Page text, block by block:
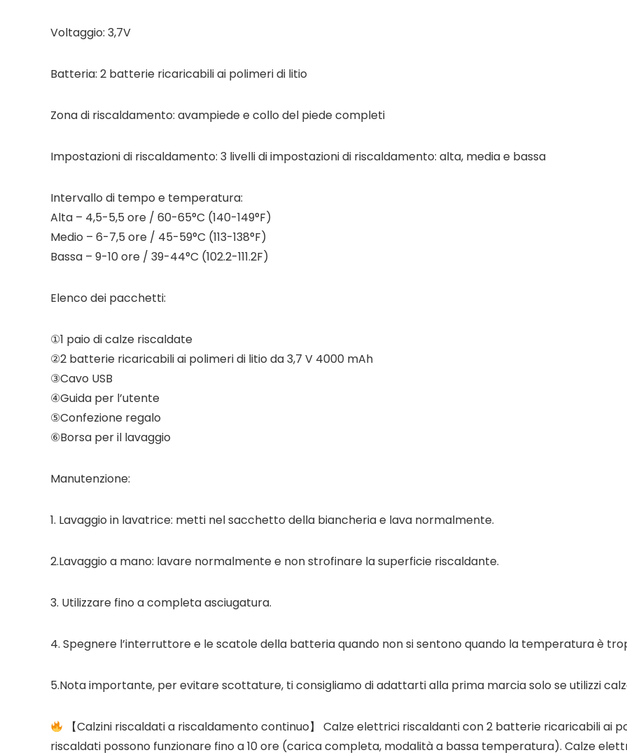
Voltaggio: 3,7V
Batteria: 2 batterie ricaricabili ai polimeri di litio
Zona di riscaldamento: avampiede e collo del piede completi
Impostazioni di riscaldamento: 3 livelli di impostazioni di riscaldamento: alta, media e bassa
Intervallo di tempo e temperatura:
Alta – 4,5-5,5 ore / 60-65°C (140-149°F)
Medio – 6-7,5 ore / 45-59°C (113-138°F)
Bassa – 9-10 ore / 39-44°C (102.2-111.2F)
Elenco dei pacchetti:
①1 paio di calze riscaldate
②2 batterie ricaricabili ai polimeri di litio da 3,7 V 4000 mAh
③Cavo USB
④Guida per l’utente
⑤Confezione regalo
⑥Borsa per il lavaggio
Manutenzione:
1. Lavaggio in lavatrice: metti nel sacchetto della biancheria e lava normalmente.
2.Lavaggio a mano: lavare normalmente e non strofinare la superficie riscaldante.
3. Utilizzare fino a completa asciugatura.
4. Spegnere l’interruttore e le scatole della batteria quando non si sentono quando la temperatura è
5.Nota importante, per evitare scottature, ti consigliamo di adattarti alla prima marcia solo se utilizzi
【Calzini riscaldati a riscaldamento continuo】 Calze elettrici riscaldanti con 2 batterie ricaricabili ai
riscaldati possono funzionare fino a 10 ore (carica completa, modalità a bassa temperatura). Calze